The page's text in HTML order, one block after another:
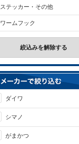
ステッカー・その他
ワームフック
絞込みを解除する
ダイワ
シマノ
がまかつ